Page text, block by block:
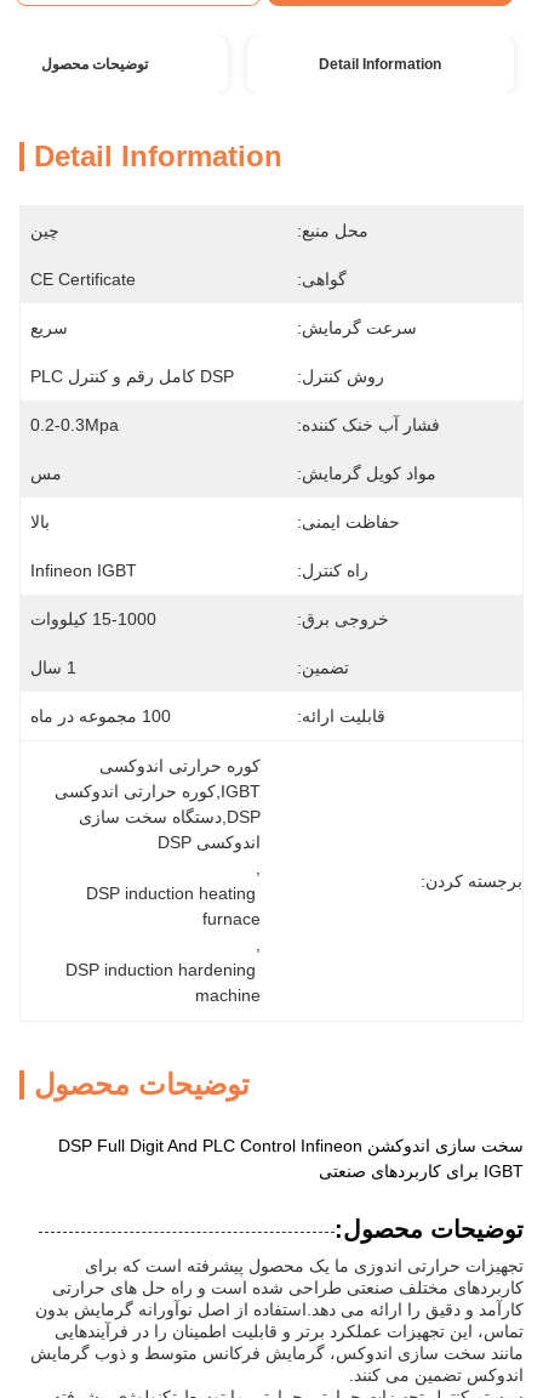
Detail Information توضیحات محصول
Detail Information
محل منبع: چین
گواهی: CE Certificate
سرعت گرمایش: سریع
روش کنترل: DSP کامل رقم و کنترل PLC
فشار آب خنک کننده: 0.2-0.3Mpa
مواد کویل گرمایش: مس
حفاظت ایمنی: بالا
راه کنترل: Infineon IGBT
خروجی برق: 15-1000 کیلووات
تضمین: 1 سال
قابلیت ارائه: 100 مجموعه در ماه
برجسته کردن:
اندوکسی DSP
DSP induction heating
furnace
DSP induction hardening
machine
توضیحات محصول
سخت سازی اندوکشن DSP Full Digit And PLC Control Infineon
IGBT برای کاربردهای صنعتی
توضیحات محصول:
تجهیزات حرارتی اندوزی ما یک محصول پیشرفته است که برای
کاربردهای مختلف صنعتی طراحی شده است و راه حل های حرارتی
کارآمد و دقیق را ارائه می دهد.استفاده از اصل نوآورانه گرمایش بدون
تماس، این تجهیزات عملکرد برتر و قابلیت اطمینان را در فرآیندهایی
مانند سخت سازی اندوکس، گرمایش فرکانس متوسط و ذوب گرمایش
اندوکس تضمین می کنند.